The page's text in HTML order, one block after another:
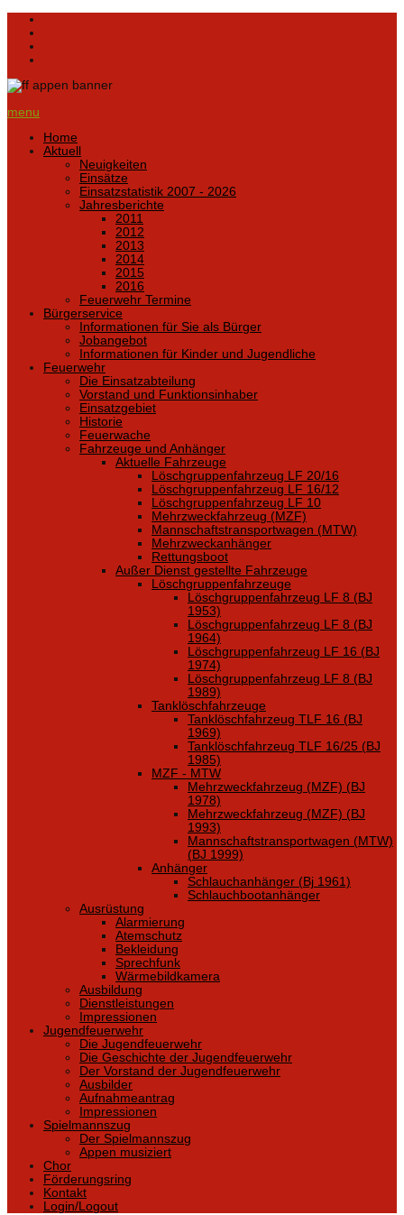
menu
Home
Aktuell
Neuigkeiten
Einsätze
Einsatzstatistik 2007 - 2026
Jahresberichte
2011
2012
2013
2014
2015
2016
Feuerwehr Termine
Bürgerservice
Informationen für Sie als Bürger
Jobangebot
Informationen für Kinder und Jugendliche
Feuerwehr
Die Einsatzabteilung
Vorstand und Funktionsinhaber
Einsatzgebiet
Historie
Feuerwache
Fahrzeuge und Anhänger
Aktuelle Fahrzeuge
Löschgruppenfahrzeug LF 20/16
Löschgruppenfahrzeug LF 16/12
Löschgruppenfahrzeug LF 10
Mehrzweckfahrzeug (MZF)
Mannschaftstransportwagen (MTW)
Mehrzweckanhänger
Rettungsboot
Außer Dienst gestellte Fahrzeuge
Löschgruppenfahrzeuge
Löschgruppenfahrzeug LF 8 (BJ
1953)
Löschgruppenfahrzeug LF 8 (BJ
1964)
Löschgruppenfahrzeug LF 16 (BJ
1974)
Löschgruppenfahrzeug LF 8 (BJ
1989)
Tanklöschfahrzeuge
Tanklöschfahrzeug TLF 16 (BJ
1969)
Tanklöschfahrzeug TLF 16/25 (BJ
1985)
MZF - MTW
Mehrzweckfahrzeug (MZF) (BJ
1978)
Mehrzweckfahrzeug (MZF) (BJ
1993)
Mannschaftstransportwagen (MTW)
(BJ 1999)
Anhänger
Schlauchanhänger (Bj 1961)
Schlauchbootanhänger
Ausrüstung
Alarmierung
Atemschutz
Bekleidung
Sprechfunk
Wärmebildkamera
Ausbildung
Dienstleistungen
Impressionen
Jugendfeuerwehr
Die Jugendfeuerwehr
Die Geschichte der Jugendfeuerwehr
Der Vorstand der Jugendfeuerwehr
Ausbilder
Aufnahmeantrag
Impressionen
Spielmannszug
Der Spielmannszug
Appen musiziert
Chor
Förderungsring
Kontakt
Login/Logout